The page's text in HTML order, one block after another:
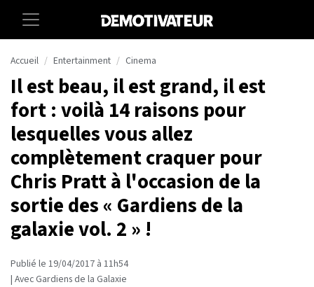
Accueil Entertainment Cinema
Il est beau, il est grand, il est
fort : voilà 14 raisons pour
lesquelles vous allez
complètement craquer pour
Chris Pratt à l'occasion de la
sortie des « Gardiens de la
galaxie vol. 2 » !
Publié le 19/04/2017 à 11h54
| Avec Gardiens de la Galaxie